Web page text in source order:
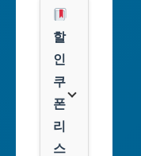
산
광
역
시
대
할
인
쿠
폰
리
스